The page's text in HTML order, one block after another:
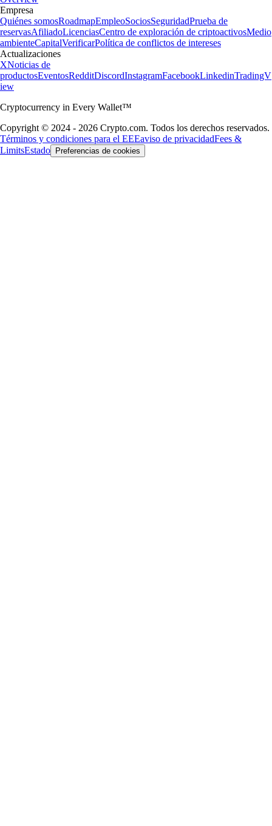
Empresa
Quiénes somosRoadmapEmpleoSociosSeguridadPrueba de
reservasAfiliadoLicenciasCentro de exploración de criptoactivosMedio
ambienteCapitalVerificarPolítica de conflictos de intereses
Actualizaciones
XNoticias de
productosEventosRedditDiscordInstagramFacebookLinkedinTradingV
iew
Cryptocurrency in Every Wallet™
Copyright © 2024 - 2026 Crypto.com. Todos los derechos reservados.
Términos y condiciones para el EEEaviso de privacidadFees &
LimitsEstado Preferencias de cookies